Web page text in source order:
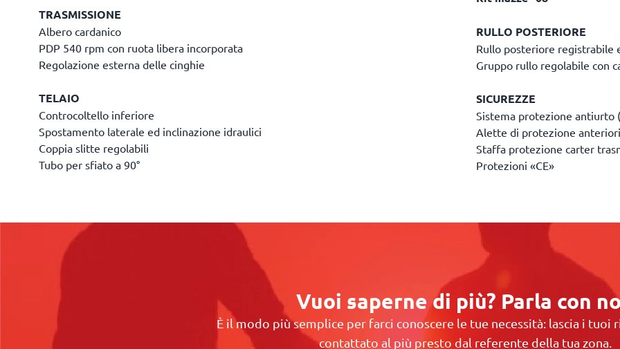
TRASMISSIONE
Albero cardanico
PDP 540 rpm con ruota libera incorporata
Regolazione esterna delle cinghie
TELAIO
Controcoltello inferiore
Spostamento laterale ed inclinazione idraulici
Coppia slitte regolabili
Tubo per sfiato a 90°
RULLO POSTERIORE
Rullo posteriore registrabile
Gruppo rullo regolabile con
SICUREZZE
Sistema protezione antiurto
Alette di protezione anteriori
Staffa protezione carter
Protezioni «CE»
Vuoi saperne di più? Parla con
È il modo più semplice per farci conoscere le tue necessità: lascia i tuoi
contattato al più presto dal referente della tua zona.